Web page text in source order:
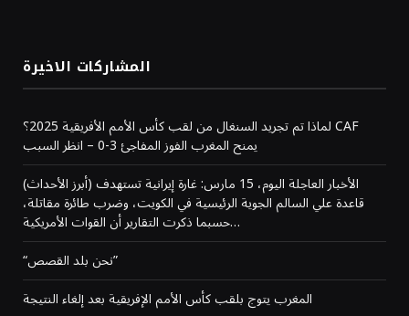
المشاركات الاخيرة
لماذا تم تجريد السنغال من لقب كأس الأمم الأفريقية 2025؟ CAF
يمنح المغرب الفوز المفاجئ 3-0 – انظر السبب
(أبرز الأحداث) الأخبار العاجلة اليوم، 15 مارس: غارة إيرانية تستهدف
قاعدة علي السالم الجوية الرئيسية في الكويت، وضرب طائرة مقاتلة،
حسبما ذكرت التقارير أن القوات الأمريكية…
“نحن بلد القصص”
المغرب يتوج بلقب كأس الأمم الإفريقية بعد إلغاء النتيجة